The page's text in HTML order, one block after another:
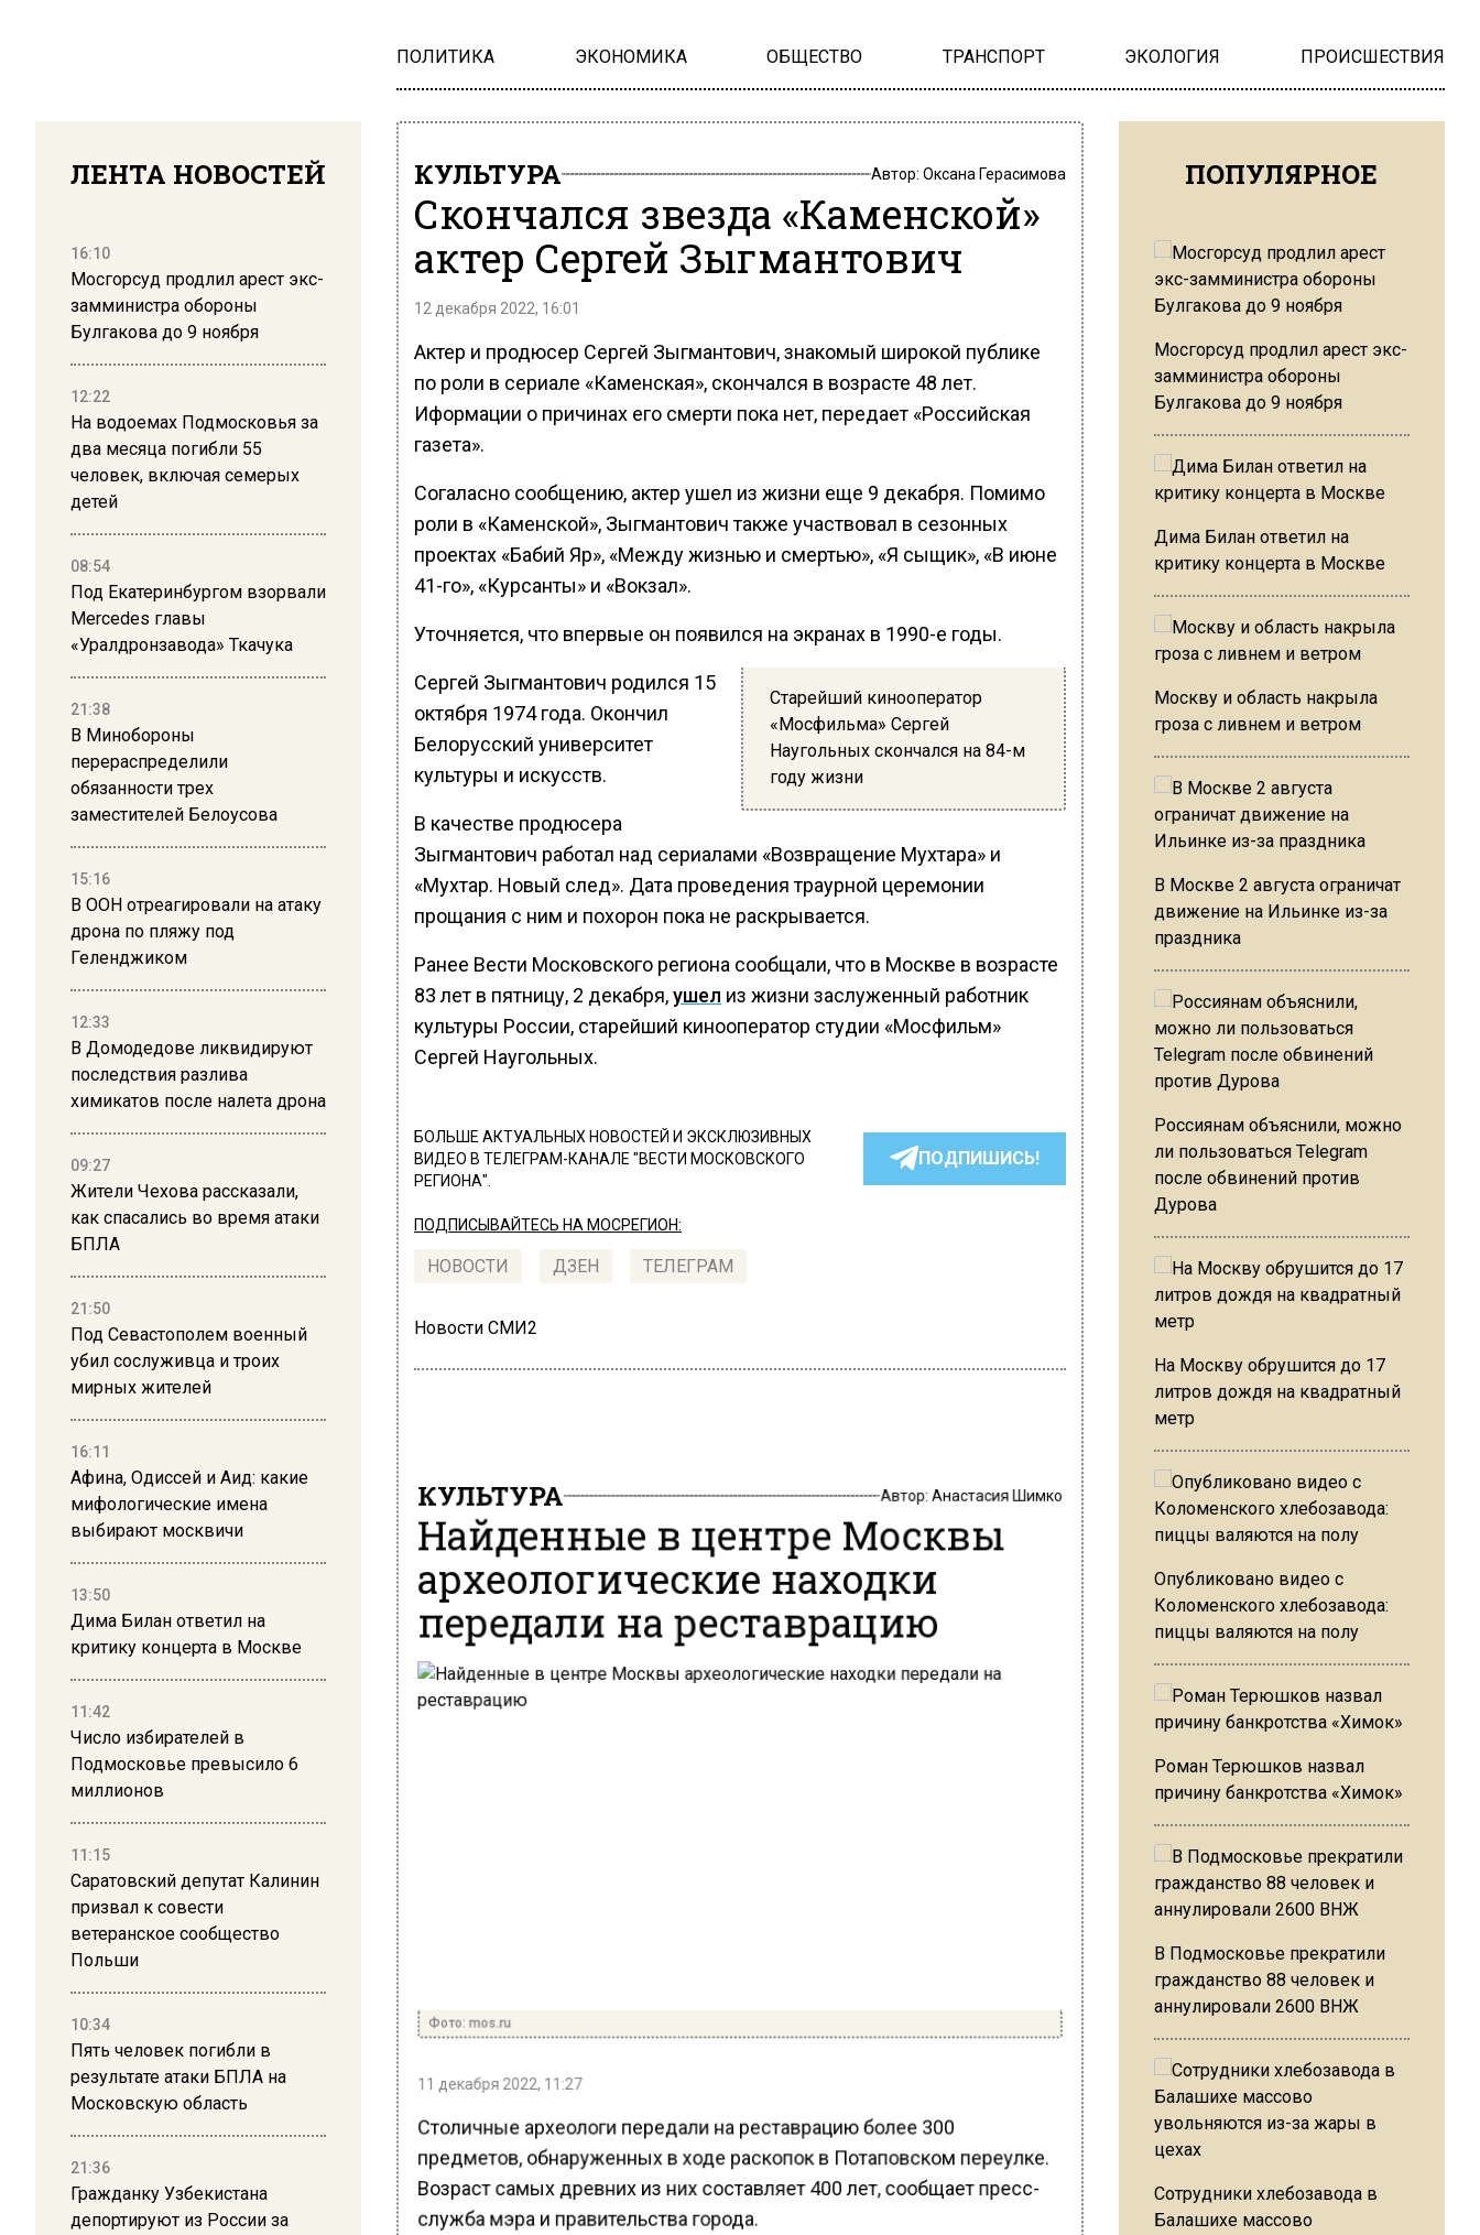
ПОЛИТИКА ЭКОНОМИКА ОБЩЕСТВО ТРАНСПОРТ ЭКОЛОГИЯ ПРОИСШЕСТВИЯ
ЛЕНТА НОВОСТЕЙ
16:10
Мосгорсуд продлил арест экс-
замминистра обороны
Булгакова до 9 ноября
12:22
На водоемах Подмосковья за
два месяца погибли 55
человек, включая семерых
детей
08:54
Под Екатеринбургом взорвали
Mercedes главы
«Уралдронзавода» Ткачука
21:38
В Минобороны
перераспределили
обязанности трех
заместителей Белоусова
15:16
В ООН отреагировали на атаку
дрона по пляжу под
Геленджиком
12:33
В Домодедове ликвидируют
последствия разлива
химикатов после налета дрона
09:27
Жители Чехова рассказали,
как спасались во время атаки
БПЛА
21:50
Под Севастополем военный
убил сослуживца и троих
мирных жителей
16:11
Афина, Одиссей и Аид: какие
мифологические имена
выбирают москвичи
13:50
Дима Билан ответил на
критику концерта в Москве
11:42
Число избирателей в
Подмосковье превысило 6
миллионов
11:15
Саратовский депутат Калинин
призвал к совести
ветеранское сообщество
Польши
10:34
Пять человек погибли в
результате атаки БПЛА на
Московскую область
21:36
Гражданку Узбекистана
депортируют из России за
КУЛЬТУРА Автор: Оксана Герасимова
Скончался звезда «Каменской»
актер Сергей Зыгмантович
12 декабря 2022, 16:01
Актер и продюсер Сергей Зыгмантович, знакомый широкой публике
по роли в сериале «Каменская», скончался в возрасте 48 лет.
Иформации о причинах его смерти пока нет, передает «Российская
газета».
Согаласно сообщению, актер ушел из жизни еще 9 декабря. Помимо
роли в «Каменской», Зыгмантович также участвовал в сезонных
проектах «Бабий Яр», «Между жизнью и смертью», «Я сыщик», «В июне
41-го», «Курсанты» и «Вокзал».
Уточняется, что впервые он появился на экранах в 1990-е годы.
Старейший кинооператор
«Мосфильма» Сергей
Наугольных скончался на 84-м
году жизни
Сергей Зыгмантович родился 15
октября 1974 года. Окончил
Белорусский университет
культуры и искусств.
В качестве продюсера
Зыгмантович работал над сериалами «Возвращение Мухтара» и
«Мухтар. Новый след». Дата проведения траурной церемонии
прощания с ним и похорон пока не раскрывается.
Ранее Вести Московского региона сообщали, что в Москве в возрасте
83 лет в пятницу, 2 декабря,ушел из жизни заслуженный работник
культуры России, старейший кинооператор студии «Мосфильм»
Сергей Наугольных.
БОЛЬШЕ АКТУАЛЬНЫХ НОВОСТЕЙ И ЭКСКЛЮЗИВНЫХ
ВИДЕО В ТЕЛЕГРАМ-КАНАЛЕ "ВЕСТИ МОСКОВСКОГО
РЕГИОНА".
ПОДПИШИСЬ!
ПОДПИСЫВАЙТЕСЬ НА МОСРЕГИОН:
НОВОСТИ ДЗЕН ТЕЛЕГРАМ
Новости СМИ2
КУЛЬТУРА
Найденные в центре Москвы
археологические находки
передали на реставрацию
Фото: mos.ru
11 декабря 2022, 11:27
Столичные археологи передали на реставрацию более 300
предметов, обнаруженных в ходе раскопок в Потаповском переулке.
Возраст самых древних из них составляет 400 лет, сообщает пресс-
служба мэра и правительства города.
ПОПУЛЯРНОЕ
Мосгорсуд продлил арест экс-
замминистра обороны
Булгакова до 9 ноября
Дима Билан ответил на
критику концерта в Москве
Москву и область накрыла
гроза с ливнем и ветром
В Москве 2 августа ограничат
движение на Ильинке из-за
праздника
Россиянам объяснили, можно
ли пользоваться Telegram
после обвинений против
Дурова
На Москву обрушится до 17
литров дождя на квадратный
метр
Опубликовано видео с
Коломенского хлебозавода:
пиццы валяются на полу
Роман Терюшков назвал
причину банкротства «Химок»
В Подмосковье прекратили
гражданство 88 человек и
аннулировали 2600 ВНЖ
Сотрудники хлебозавода в
Балашихе массово